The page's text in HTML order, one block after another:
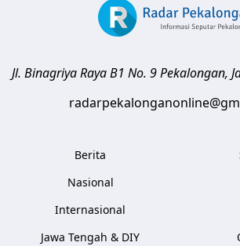
Jl. Binagriya Raya B1 No. 9Pekalongan,
Berita
Nasional
Internasional
Jawa Tengah & DIY